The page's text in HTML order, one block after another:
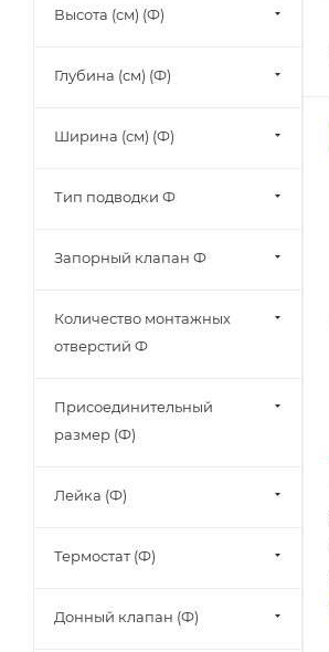
Высота (см) (Ф)
Глубина (см) (Ф)
Ширина (см) (Ф)
Тип подводки Ф
Запорный клапан Ф
Количество монтажных
отверстий Ф
Присоединительный
размер (Ф)
Лейка (Ф)
Термостат (Ф)
Донный клапан (Ф)